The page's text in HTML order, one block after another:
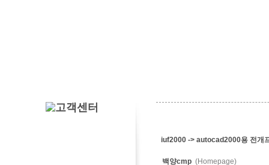
iuf2000 -> autocad2000용 전개
백양cmp (Homepage)